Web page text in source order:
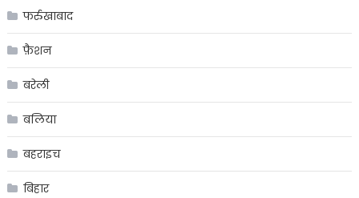
फर्रुखाबाद
फ़ैशन
बरेली
बलिया
बहराइच
बिहार